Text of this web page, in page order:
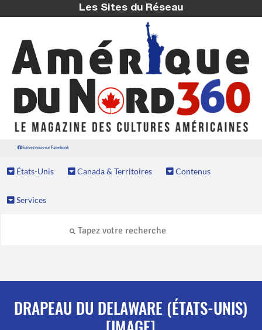
Les Sites du Réseau
Suivez nous sur Facebook
États-Unis Canada & Territoires Contenus
Services
DRAPEAU DU DELAWARE (ÉTATS-UNIS)